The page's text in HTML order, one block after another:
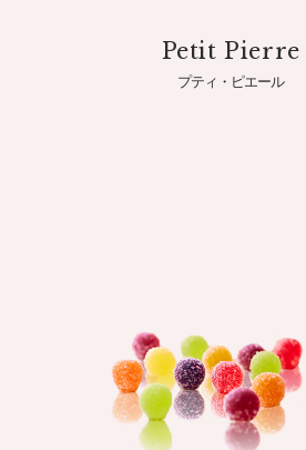
Petit Pierre
プティ・ピエール